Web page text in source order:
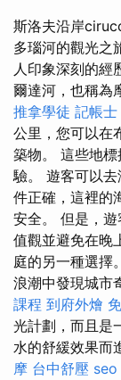
斯洛夫沿岸
多瑙河的觀光之
人印象深刻的經
爾達河，也稱為
推拿學徒 記帳
公里，您可以在
築物。 這些地
驗。 遊客可以
件正確，這裡的
安全。 但是，
值觀並避免在晚
庭的另一種選擇
浪潮中發現城市
課程 到府外燴
光計劃，而且是
水的舒緩效果而
摩 台中舒壓